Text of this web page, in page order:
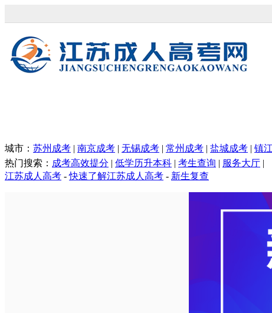
江苏成考网本网站为民间交流网站，主要为江
城市： 苏州成考 | 南京成考 | 无锡成考 | 常州成考 | 盐城成考 | 镇
热门搜索： 成考高效提分 | 低学历升本科 | 考生查询 | 服务大厅 |
江苏成人高考 -快速了解江苏成人高考 - 新生复查